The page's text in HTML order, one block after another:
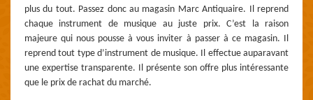
plus du tout. Passez donc au magasin Marc Antiquaire. Il reprend
chaque instrument de musique au juste prix. C’est la raison
majeure qui nous pousse à vous inviter à passer à ce magasin. Il
reprend tout type d’instrument de musique. Il effectue auparavant
une expertise transparente. Il présente son offre plus intéressante
que le prix de rachat du marché.